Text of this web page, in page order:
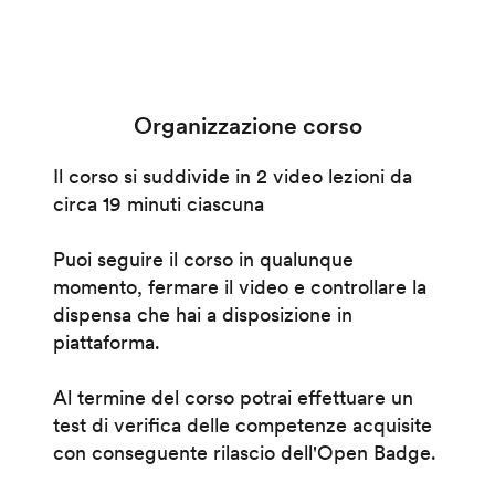
Organizzazione corso
Il corso si suddivide in 2 video lezioni da
circa 19 minuti ciascuna
Puoi seguire il corso in qualunque
momento, fermare il video e controllare la
dispensa che hai a disposizione in
piattaforma.
Al termine del corso potrai effettuare un
test di verifica delle competenze acquisite
con conseguente rilascio dell'Open Badge.